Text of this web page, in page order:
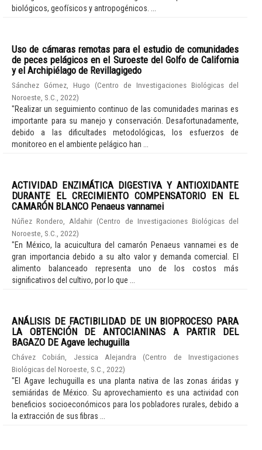
biológicos, geofísicos y antropogénicos. ...
Uso de cámaras remotas para el estudio de comunidades
de peces pelágicos en el Suroeste del Golfo de California
y el Archipiélago de Revillagigedo
Sánchez Gómez, Hugo (Centro de Investigaciones Biológicas del
Noroeste, S.C.
2022)
"Realizar un seguimiento continuo de las comunidades marinas es
importante para su manejo y conservación. Desafortunadamente,
debido a las dificultades metodológicas, los esfuerzos de
monitoreo en el ambiente pelágico han ...
ACTIVIDAD ENZIMÁTICA DIGESTIVA Y ANTIOXIDANTE
DURANTE EL CRECIMIENTO COMPENSATORIO EN EL
CAMARÓN BLANCO Penaeus vannamei
Núñez Rondero, Aldahir (Centro de Investigaciones Biológicas del
Noroeste, S.C.
2022)
"En México, la acuicultura del camarón Penaeus vannamei es de
gran importancia debido a su alto valor y demanda comercial. El
alimento balanceado representa uno de los costos más
significativos del cultivo, por lo que ...
ANÁLISIS DE FACTIBILIDAD DE UN BIOPROCESO PARA
LA OBTENCIÓN DE ANTOCIANINAS A PARTIR DEL
BAGAZO DE Agave lechuguilla
Chávez Cobián, Jessica Alejandra (Centro de Investigaciones
Biológicas del Noroeste, S.C.
2022)
"El Agave lechuguilla es una planta nativa de las zonas áridas y
semiáridas de México. Su aprovechamiento es una actividad con
beneficios socioeconómicos para los pobladores rurales, debido a
la extracción de sus fibras ...